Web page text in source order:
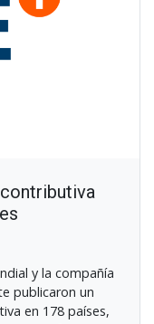
y la compañía
publicaron un
en 178 países,